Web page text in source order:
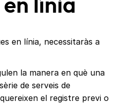
en línia
en línia, necessitaràs a
la manera en què una
de serveis de
el registre previ o